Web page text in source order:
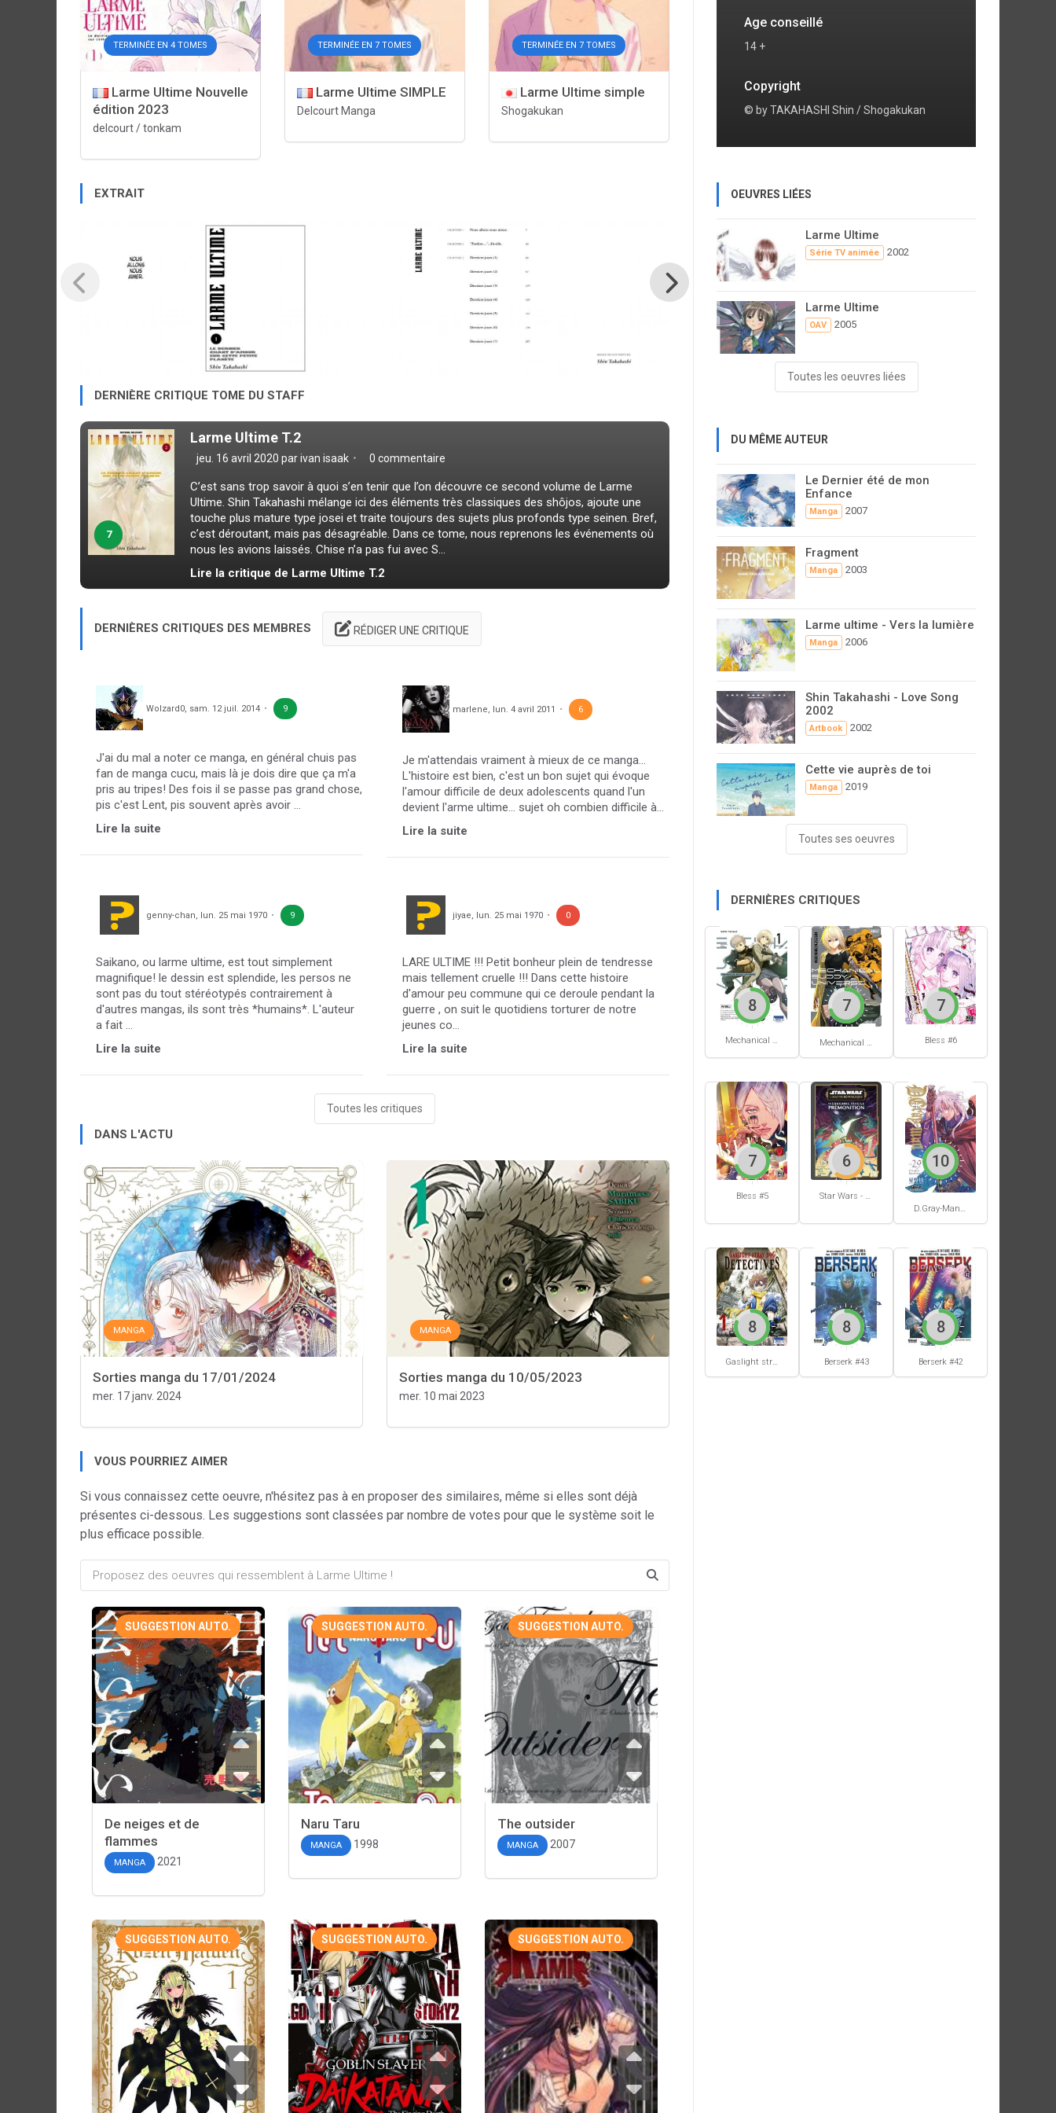
TERMINÉE EN 4 TOMES
Larme Ultime Nouvelle
édition 2023
delcourt / tonkam
TERMINÉE EN 7 TOMES
Larme Ultime SIMPLE
Delcourt Manga
TERMINÉE EN 7 TOMES
Larme Ultime simple
Shogakukan
EXTRAIT
DERNIÈRE CRITIQUE TOME DU STAFF
7
Larme Ultime T.2
jeu. 16 avril 2020 parivan isaak 0 commentaire
C’est sans trop savoir à quoi s’en tenir que l’on découvre ce second volume de Larme
Ultime. Shin Takahashi mélange ici des éléments très classiques des shôjos, ajoute une
touche plus mature type josei et traite toujours des sujets plus profonds type seinen. Bref,
c’est déroutant, mais pas désagréable. Dans ce tome, nous reprenons les événements où
nous les avions laissés. Chise n’a pas fui avec S...
Lire la critique de Larme Ultime T.2
DERNIÈRES CRITIQUES DES MEMBRES RÉDIGER UNE CRITIQUE
Wolzard0, sam. 12 juil. 2014 9
J'ai du mal a noter ce manga, en général chuis pas
fan de manga cucu, mais là je dois dire que ça m'a
pris au tripes! Des fois il se passe pas grand chose,
pis c'est Lent, pis souvent après avoir ...
Lire la suite
marlene, lun. 4 avril 2011 6
Je m'attendais vraiment à mieux de ce manga...
L'histoire est bien, c'est un bon sujet qui évoque
l'amour difficile de deux adolescents quand l'un
devient l'arme ultime... sujet oh combien difficile à...
Lire la suite
genny-chan, lun. 25 mai 1970 9
Saikano, ou larme ultime, est tout simplement
magnifique! le dessin est splendide, les persos ne
sont pas du tout stéréotypés contrairement à
d'autres mangas, ils sont très *humains*. L'auteur
a fait ...
Lire la suite
jiyae, lun. 25 mai 1970 0
LARE ULTIME !!! Petit bonheur plein de tendresse
mais tellement cruelle !!! Dans cette histoire
d'amour peu commune qui ce deroule pendant la
guerre , on suit le quotidiens torturer de notre
jeunes co...
Lire la suite
Toutes les critiques
DANS L'ACTU
MANGA
Sorties manga du 17/01/2024
mer. 17 janv. 2024
MANGA
Sorties manga du 10/05/2023
mer. 10 mai 2023
VOUS POURRIEZ AIMER
Si vous connaissez cette oeuvre, n'hésitez pas à en proposer des similaires, même si elles sont déjà
présentes ci-dessous. Les suggestions sont classées par nombre de votes pour que le système soit le
plus efficace possible.
SUGGESTION AUTO.
De neiges et de
flammes
MANGA 2021
SUGGESTION AUTO.
Naru Taru
MANGA 1998
SUGGESTION AUTO.
The outsider
MANGA 2007
SUGGESTION AUTO. SUGGESTION AUTO. SUGGESTION AUTO.
Age conseillé
14 +
Copyright
© by TAKAHASHI Shin / Shogakukan
OEUVRES LIÉES
Larme Ultime
Série TV animée 2002
Larme Ultime
OAV 2005
Toutes les oeuvres liées
DU MÊME AUTEUR
Le Dernier été de mon
Enfance
Manga 2007
Fragment
Manga 2003
Larme ultime - Vers la lumière
Manga 2006
Shin Takahashi - Love Song
2002
Artbook 2002
Cette vie auprès de toi
Manga 2019
Toutes ses oeuvres
DERNIÈRES CRITIQUES
Mechanical Buddy Universe #1
8
Mechanical Buddy Universe #0
7
Bless #6
7
Bless #5
7
Star Wars - La Haute République - Un équilibre fragile
6
D.Gray-Man #29
10
Gaslight stray dog detectives #1
8
Berserk #43
8
Berserk #42
8